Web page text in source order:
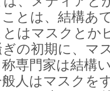
とは、結構あ
はマスクとか
の初期に、マ
専門家は結構
人はマスクを